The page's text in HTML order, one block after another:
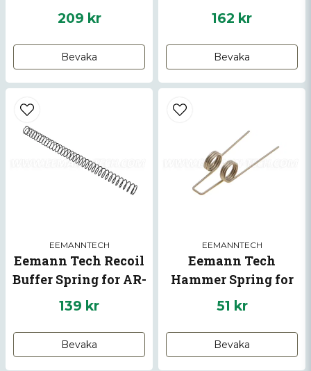
Springs Kit for AR-15
209 kr
Bevaka
for AR-15
162 kr
Bevaka
EEMANNTECH
Eemann Tech Recoil
Buffer Spring for AR-
15
139 kr
Bevaka
EEMANNTECH
Eemann Tech
Hammer Spring for
AR-15
51 kr
Bevaka